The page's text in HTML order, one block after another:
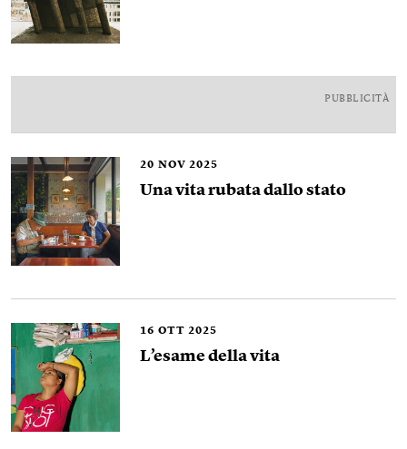
PUBBLICITÀ
20 NOV 2025
Una vita rubata dallo stato
16 OTT 2025
L’esame della vita